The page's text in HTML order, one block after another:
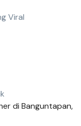
Viral
di Banguntapan,